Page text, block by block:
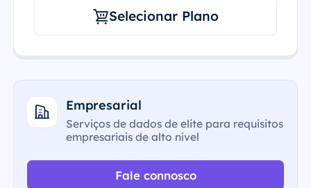
Selecionar Plano
Empresarial
Serviços de dados de elite para requisitos
empresariais de alto nível
Fale connosco